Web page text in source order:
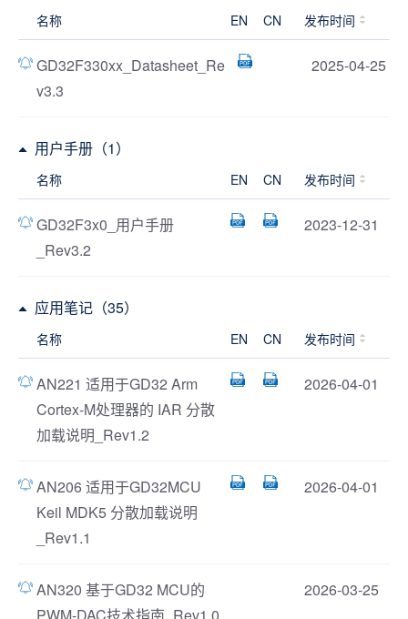
名称 EN CN 发布时间
GD32F330xx_Datasheet_Re
v3.3
2025-04-25
用户手册（1）
名称 EN CN 发布时间
GD32F3x0_用户手册
_Rev3.2
2023-12-31
应用笔记（35）
名称 EN CN 发布时间
AN221 适用于GD32 Arm
Cortex-M处理器的 IAR 分散
加载说明_Rev1.2
2026-04-01
AN206 适用于GD32MCU
Keil MDK5 分散加载说明
_Rev1.1
2026-04-01
AN320 基于GD32 MCU的
2026-03-25